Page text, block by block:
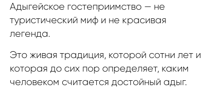
Адыгейское гостеприимство — не
туристический миф и не красивая
легенда.
Это живая традиция, которой сотни лет и
которая до сих пор определяет, каким
человеком считается достойный адыг.